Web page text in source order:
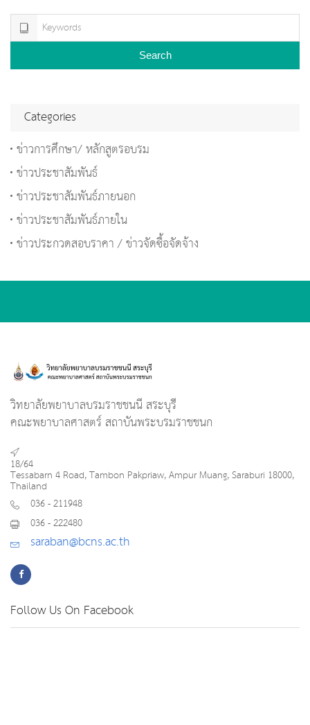
Search
Categories
ข่าวการศึกษา/ หลักสูตรอบรม
ข่าวประชาสัมพันธ์
ข่าวประชาสัมพันธ์ภายนอก
ข่าวประชาสัมพันธ์ภายใน
ข่าวประกวดสอบราคา / ข่าวจัดซื้อจัดจ้าง
วิทยาลัยพยาบาลบรมราชชนนี สระบุรี
คณะพยาบาลศาสตร์ สถาบันพระบรมราชชนก
18/64
Tessabarn 4 Road, Tambon Pakpriaw, Ampur Muang, Saraburi 18000,
Thailand
036 - 211948
036 - 222480
saraban@bcns.ac.th
Follow Us On Facebook